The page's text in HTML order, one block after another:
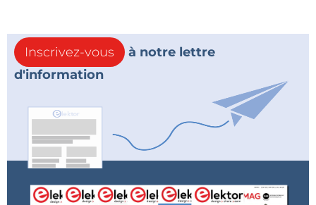
Inscrivez-vous
à notre lettre
d'information